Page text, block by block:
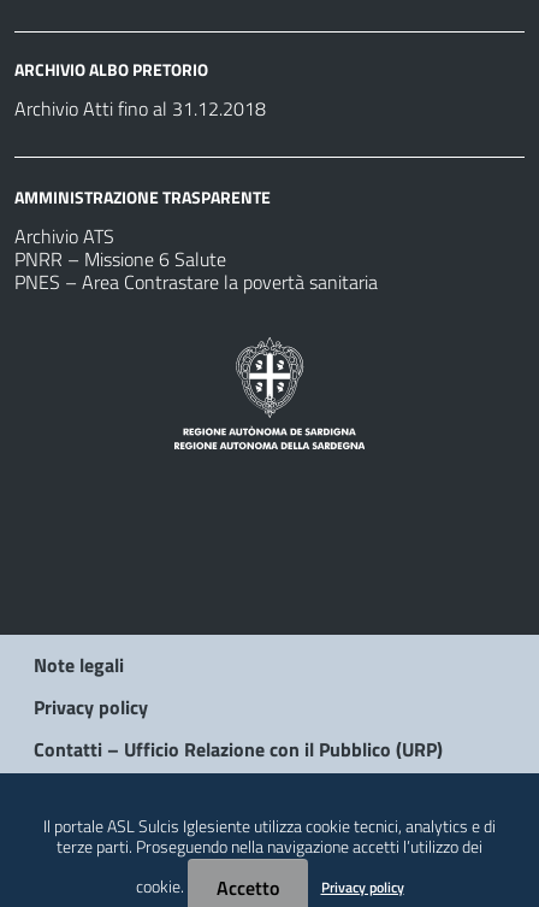
ARCHIVIO ALBO PRETORIO
Archivio Atti fino al 31.12.2018
AMMINISTRAZIONE TRASPARENTE
Archivio ATS
PNRR – Missione 6 Salute
PNES – Area Contrastare la povertà sanitaria
Note legali
Privacy policy
Contatti – Ufficio Relazione con il Pubblico (URP)
Il portale ASL Sulcis Iglesiente utilizza cookie tecnici, analytics e di
terze parti. Proseguendo nella navigazione accetti l’utilizzo dei
cookie.
Accetto Privacy policy